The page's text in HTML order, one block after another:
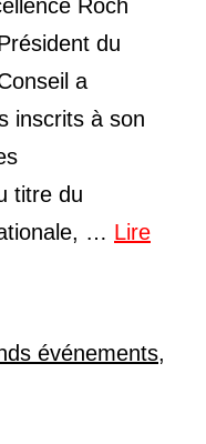
Roch
du
a
inscrits à son
titre du
… Lire
événements,